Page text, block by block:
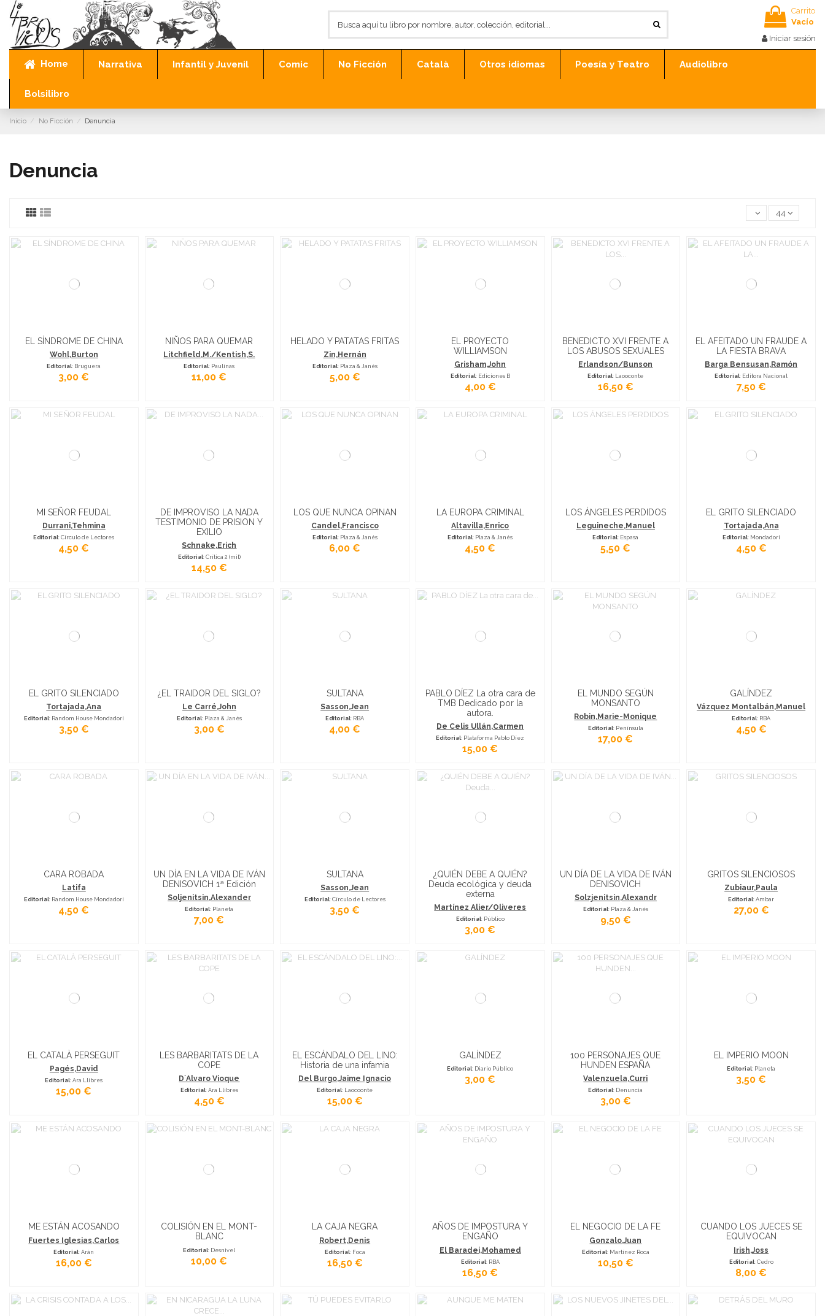
Carrito
Vacío
Iniciar sesión
Home Narrativa Infantil y Juvenil Comic No Ficción Català Otros idiomas Poesía y Teatro Audiolibro
Bolsilibro
Inicio No Ficción Denuncia
Denuncia
44
EL SÍNDROME DE CHINA
Wohl,Burton
Editorial: Bruguera
3,00 €
NIÑOS PARA QUEMAR
Litchfield,M./Kentish,S.
Editorial: Paulinas
11,00 €
HELADO Y PATATAS FRITAS
Zin,Hernán
Editorial: Plaza & Janés
5,00 €
EL PROYECTO
WILLIAMSON
Grisham,John
Editorial: Ediciones B
4,00 €
BENEDICTO XVI FRENTE A
LOS ABUSOS SEXUALES
Erlandson/Bunson
Editorial: Laooconte
16,50 €
EL AFEITADO UN FRAUDE A
LA FIESTA BRAVA
Barga Bensusan,Ramón
Editorial: Editora Nacional
7,50 €
MI SEÑOR FEUDAL
Durrani,Tehmina
Editorial: Círculo de Lectores
4,50 €
DE IMPROVISO LA NADA
TESTIMONIO DE PRISION Y
EXILIO
Schnake,Erich
Editorial: Crítica 2 (mil)
14,50 €
LOS QUE NUNCA OPINAN
Candel,Francisco
Editorial: Plaza & Janés
6,00 €
LA EUROPA CRIMINAL
Altavilla,Enrico
Editorial: Plaza & Janés
4,50 €
LOS ÁNGELES PERDIDOS
Leguineche,Manuel
Editorial: Espasa
5,50 €
EL GRITO SILENCIADO
Tortajada,Ana
Editorial: Mondadori
4,50 €
EL GRITO SILENCIADO
Tortajada,Ana
Editorial: Random House Mondadori
3,50 €
¿EL TRAIDOR DEL SIGLO?
Le Carré,John
Editorial: Plaza & Janés
3,00 €
SULTANA
Sasson,Jean
Editorial: RBA
4,00 €
PABLO DÍEZ La otra cara de
TMB Dedicado por la
autora.
De Celis Ullán,Carmen
Editorial: Plataforma Pablo Díez
15,00 €
EL MUNDO SEGÚN
MONSANTO
Robin,Marie-Monique
Editorial: Península
17,00 €
GALÍNDEZ
Vázquez Montalbán,Manuel
Editorial: RBA
4,50 €
CARA ROBADA
Latifa
Editorial: Random House Mondadori
4,50 €
UN DÍA EN LA VIDA DE IVÁN
DENISOVICH 1ª Edición
Soljenitsin,Alexander
Editorial: Planeta
7,00 €
SULTANA
Sasson,Jean
Editorial: Círculo de Lectores
3,50 €
¿QUIÉN DEBE A QUIÉN?
Deuda ecológica y deuda
externa
Martínez Alier/Oliveres
Editorial: Público
3,00 €
UN DÍA DE LA VIDA DE IVÁN
DENISOVICH
Solzjenitsin,Alexandr
Editorial: Plaza & Janés
9,50 €
GRITOS SILENCIOSOS
Zubiaur,Paula
Editorial: Ambar
27,00 €
EL CATALÀ PERSEGUIT
Pagés,David
Editorial: Ara Llibres
15,00 €
LES BARBARITATS DE LA
COPE
D´Alvaro Vioque
Editorial: Ara Llibres
4,50 €
EL ESCÁNDALO DEL LINO:
Historia de una infamia
Del Burgo,Jaime Ignacio
Editorial: Laocoonte
15,00 €
GALÍNDEZ
Editorial: Diario Público
3,00 €
100 PERSONAJES QUE
HUNDEN ESPAÑA
Valenzuela,Curri
Editorial: Denuncia
3,00 €
EL IMPERIO MOON
Editorial: Planeta
3,50 €
ME ESTÁN ACOSANDO
Fuertes Iglesias,Carlos
Editorial: Arán
16,00 €
COLISIÓN EN EL MONT-
BLANC
Editorial: Desnivel
10,00 €
LA CAJA NEGRA
Robert,Denis
Editorial: Foca
16,50 €
AÑOS DE IMPOSTURA Y
ENGAÑO
El Baradei,Mohamed
Editorial: RBA
16,50 €
EL NEGOCIO DE LA FE
Gonzalo,Juan
Editorial: Martínez Roca
10,50 €
CUANDO LOS JUECES SE
EQUIVOCAN
Irish,Joss
Editorial: Cedro
8,00 €